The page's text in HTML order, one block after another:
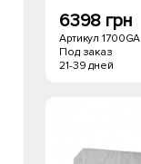
6398 грн
Артикул 1700GA
Под заказ
21-39 дней